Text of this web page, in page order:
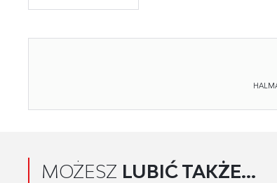
MOŻESZ LUBIĆ TAKŻE...